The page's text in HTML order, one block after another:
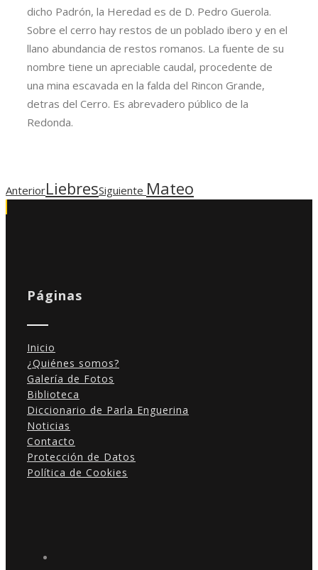
dicho Padrón, la Heredad es de D. Pedro Guerola.
Sobre el cerro hay restos de un poblado ibero y en el
llano abundancia de restos romanos. La fuente de su
nombre tiene un apreciable caudal, procedente de
una mina escavada en la falda del Rincon Grande,
detras del Cerro. Es abrevadero público de la
Redonda.
AnteriorLiebresSiguiente Mateo
Páginas
Inicio
¿Quiénes somos?
Galería de Fotos
Biblioteca
Diccionario de Parla Enguerina
Noticias
Contacto
Protección de Datos
Política de Cookies